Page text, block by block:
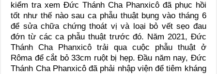
kiểm tra xem Đức Thánh Cha Phanxicô đã phục hồi
tốt như thế nào sau ca phẫu thuật bụng vào tháng 6
để sửa chữa chứng thoát vị và loại bỏ vết sẹo đau
đớn từ các ca phẫu thuật trước đó. Năm 2021, Đức
Thánh Cha Phanxicô trải qua cuộc phẫu thuật ở
Rôma để cắt bỏ 33cm ruột bị hẹp. Đầu năm nay, Đức
Thánh Cha Phanxicô đã phải nhập viện để tiêm kháng